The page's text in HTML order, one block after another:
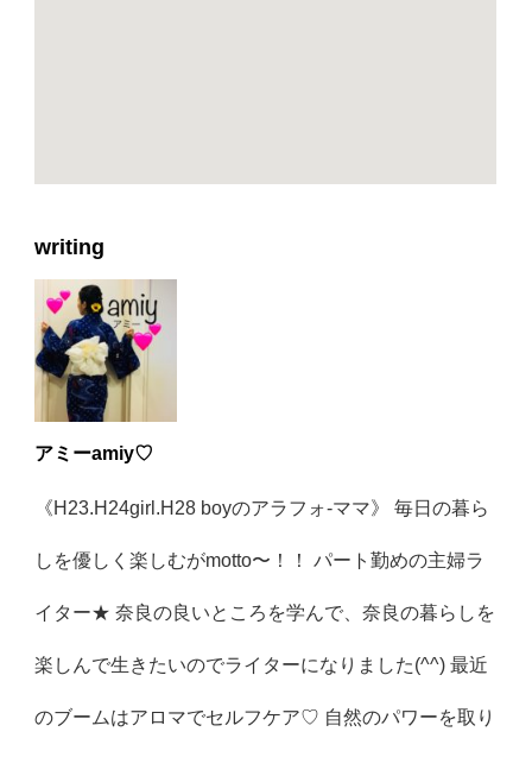
writing
アミーamiy♡
《H23.H24girl.H28 boyのアラフォ-ママ》 毎日の暮ら
しを優しく楽しむがmotto〜！！ パート勤めの主婦ラ
イター★ 奈良の良いところを学んで、奈良の暮らしを
楽しんで生きたいのでライターになりました(^^) 最近
のブームはアロマでセルフケア♡ 自然のパワーを取り